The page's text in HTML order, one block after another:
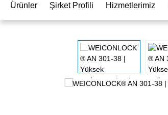
Ürünler Şirket Profili Hizmetlerimiz